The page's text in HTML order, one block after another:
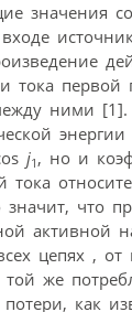
значения
тока первой
ними
энергии
j1 , но и
что
активной
цепях , от
же
как